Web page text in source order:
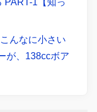
PART-1【知っ
んなに小さい
が、138ccボア